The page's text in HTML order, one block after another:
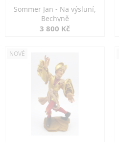
Sommer Jan - Na výsluní,
Bechyně
3 800 Kč
NOVÉ